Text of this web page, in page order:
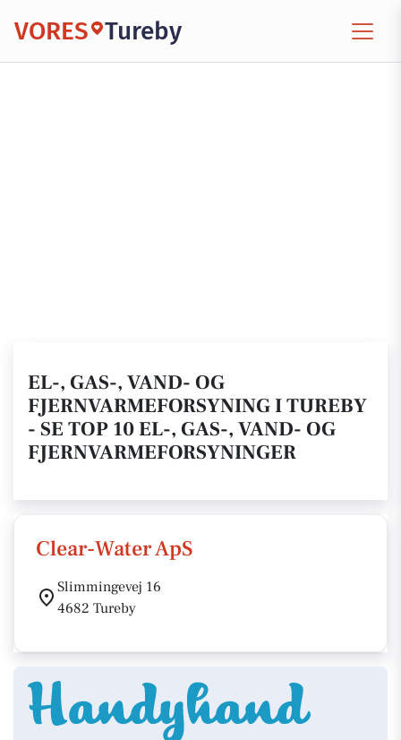
VORES Tureby
EL-, GAS-, VAND- OG
FJERNVARMEFORSYNING I TUREBY
- SE TOP 10 EL-, GAS-, VAND- OG
FJERNVARMEFORSYNINGER
Clear-Water ApS
Slimmingevej 16
4682 Tureby